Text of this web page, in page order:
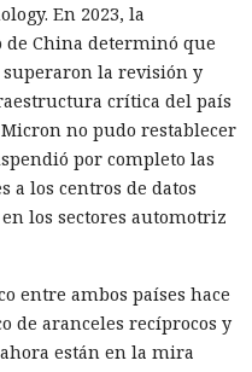
En 2023, la
China determinó que
la revisión y
crítica del país
no pudo restablecer
por completo las
a los centros de datos
los sectores automotriz
entre ambos países hace
de aranceles recíprocos y
están en la mira